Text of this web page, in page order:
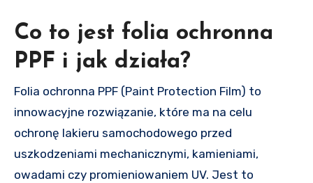
Co to jest folia ochronna
PPF i jak działa?
Folia ochronna PPF (Paint Protection Film) to
innowacyjne rozwiązanie, które ma na celu
ochronę lakieru samochodowego przed
uszkodzeniami mechanicznymi, kamieniami,
owadami czy promieniowaniem UV. Jest to